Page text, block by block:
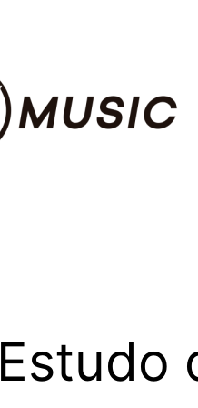
Estudo